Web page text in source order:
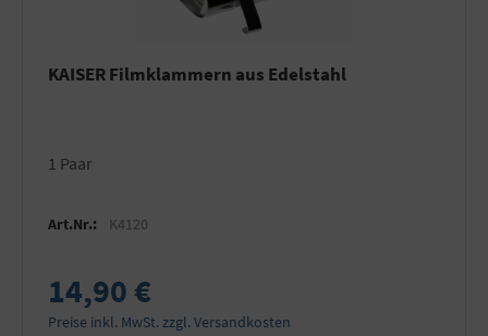
KAISER Filmklammern aus Edelstahl
1 Paar
Art.Nr.: K4120
14,90 €
Preise inkl. MwSt. zzgl. Versandkosten